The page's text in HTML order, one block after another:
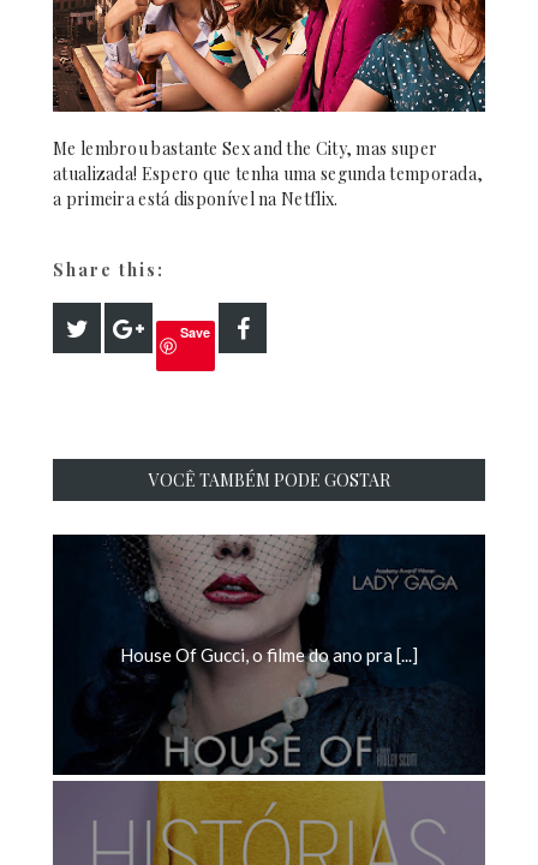
Me lembrou bastante Sex and the City, mas super
atualizada! Espero que tenha uma segunda temporada,
a primeira está disponível na Netflix.
Share this:
Save
VOCÊ TAMBÉM PODE GOSTAR
House Of Gucci, o filme do ano pra [...]